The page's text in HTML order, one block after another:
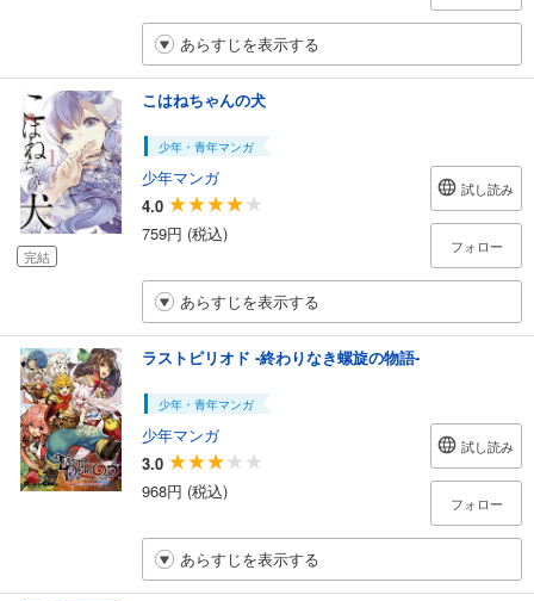
あらすじを表示する
完結
こはねちゃんの犬
少年・青年マンガ
少年マンガ
4.0
759円 (税込)
試し読み
フォロー
あらすじを表示する
ラストピリオド -終わりなき螺旋の物語-
少年・青年マンガ
少年マンガ
3.0
968円 (税込)
試し読み
フォロー
あらすじを表示する